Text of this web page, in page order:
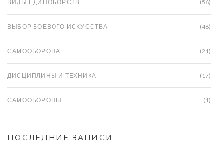
ВИДЫ ЕДИНОБОРСТВ (56)
ВЫБОР БОЕВОГО ИСКУССТВА (48)
САМООБОРОНА (21)
ДИСЦИПЛИНЫ И ТЕХНИКА (17)
САМООБОРОНЫ (1)
ПОСЛЕДНИЕ ЗАПИСИ